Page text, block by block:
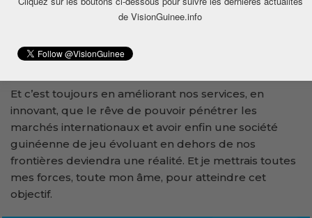
internationale, la seule à pouvoir rivaliser avec les
devons donc nous imposer en Guinée d’abord, et
viser ensuite l’internationale.
Et c’est toujours en améliorant nos services, en
innovant, que le rêve de pouvoir pénétrer les
marchés internationaux et avoir enfin une société
guinéenne de jeu évoluant en dehors de nos
frontières deviendra une réalité. Et je mettrais toutes
mes forces, toute mon âme, pour atteindre cet
objectif.
de VisionGuinee.info